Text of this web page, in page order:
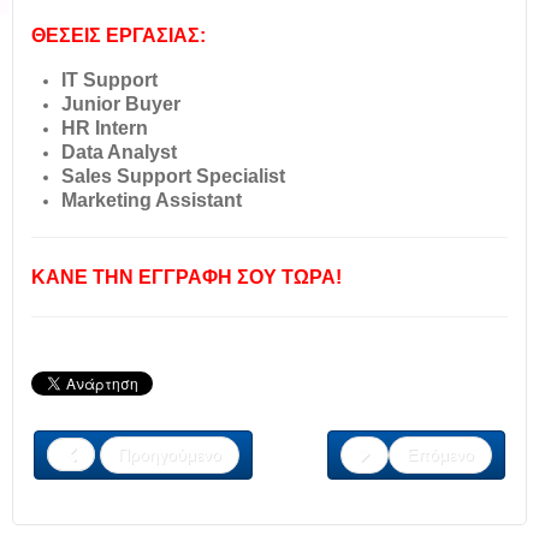
ΘΕΣΕΙΣ ΕΡΓΑΣΙΑΣ:
IT Support
Junior Buyer
HR Intern
Data Analyst
Sales Support Specialist
Marketing Assistant
ΚΑΝΕ ΤΗΝ ΕΓΓΡΑΦΗ ΣΟΥ ΤΩΡΑ!
Προηγούμενο Επόμενο